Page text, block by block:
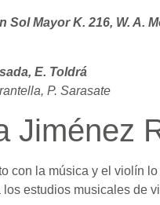
Sol Mayor K. 216, W. A.
E. Toldrá
P. Sarasate
Jiménez
con la música y el violín
estudios musicales de